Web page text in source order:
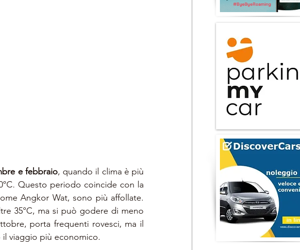
e febbraio, quando il clima è più
Questo periodo coincide con la
Angkor Wat, sono più affollate.
35°C, ma si può godere di meno
porta frequenti rovesci, ma il
viaggio più economico.